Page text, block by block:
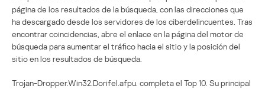
página de los resultados de la búsqueda, con las direcciones que
ha descargado desde los servidores de los ciberdelincuentes. Tras
encontrar coincidencias, abre el enlace en la página del motor de
búsqueda para aumentar el tráfico hacia el sitio y la posición del
sitio en los resultados de búsqueda.
Trojan-Dropper.Win32.Dorifel.afpu. completa el Top 10. Su principal